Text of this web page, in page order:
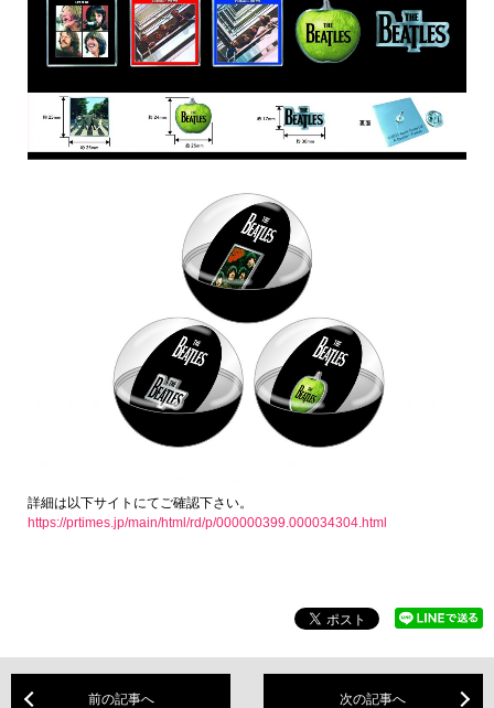
詳細は以下サイトにてご確認下さい。
https://prtimes.jp/main/html/rd/p/000000399.000034304.html
前の記事へ 次の記事へ